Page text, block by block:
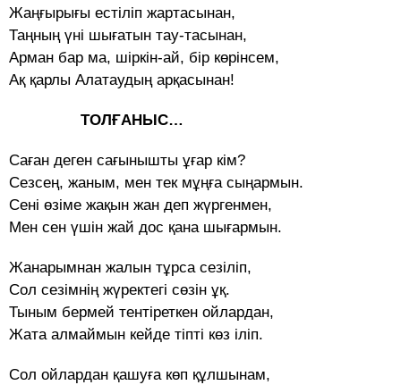
Жаңғырығы естіліп жартасынан,
Таңның үні шығатын тау-тасынан,
Арман бар ма, шіркін-ай, бір көрінсем,
Ақ қарлы Алатаудың арқасынан!
ТОЛҒАНЫС…
Саған деген сағынышты ұғар кім?
Сезсең, жаным, мен тек мұңға сыңармын.
Сені өзіме жақын жан деп жүргенмен,
Мен сен үшін жай дос қана шығармын.
Жанарымнан жалын тұрса сезіліп,
Сол сезімнің жүректегі сөзін ұқ.
Тыным бермей тентіреткен ойлардан,
Жата алмаймын кейде тіпті көз іліп.
Сол ойлардан қашуға көп құлшынам,